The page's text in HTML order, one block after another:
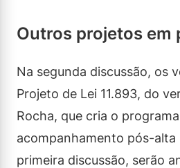
Outros projetos em
Na segunda discussão, os
Projeto de Lei 11.893, do
Rocha, que cria o
acompanhamento pós-alta
primeira discussão, serão